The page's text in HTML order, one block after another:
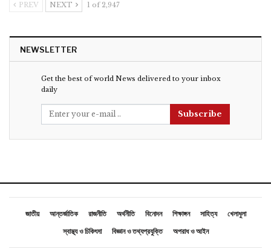
PREV NEXT 1 of 2,947
NEWSLETTER
Get the best of world News delivered to your inbox
daily
Subscribe
জাতীয় আন্তর্জাতিক রাজনীতি অর্থনীতি বিনোদন শিক্ষাঙ্গন সাহিত্য
খেলাধুলা
স্বাস্থ্য ও চিকিৎসা
বিজ্ঞান ও তথ্যপ্রযুক্তি অপরাধ ও আইন